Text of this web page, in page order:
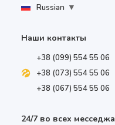
Russian ▼
Наши контакты
+38 (099) 554 55 06
+38 (073) 554 55 06
+38 (067) 554 55 06
24/7 во всех